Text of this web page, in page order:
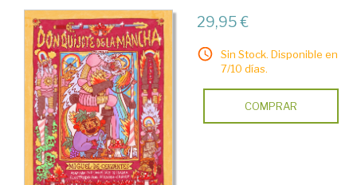
29,95 €
Sin Stock. Disponible en
7/10 días.
COMPRAR